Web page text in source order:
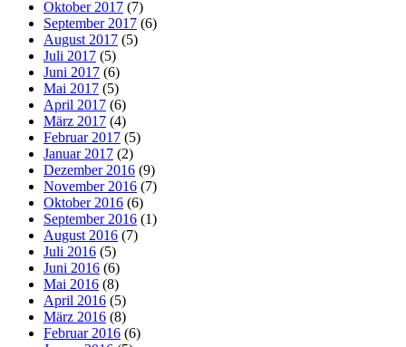
Oktober 2017 (7)
September 2017 (6)
August 2017 (5)
Juli 2017 (5)
Juni 2017 (6)
Mai 2017 (5)
April 2017 (6)
März 2017 (4)
Februar 2017 (5)
Januar 2017 (2)
Dezember 2016 (9)
November 2016 (7)
Oktober 2016 (6)
September 2016 (1)
August 2016 (7)
Juli 2016 (5)
Juni 2016 (6)
Mai 2016 (8)
April 2016 (5)
März 2016 (8)
Februar 2016 (6)